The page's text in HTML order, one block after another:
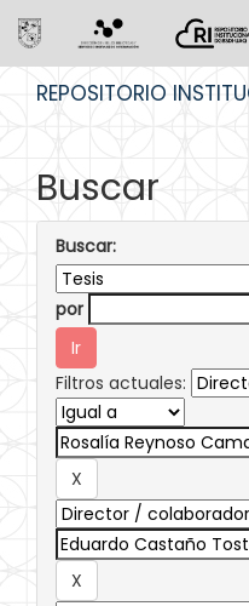
REPOSITORIO
Buscar
Buscar:
por
Filtros actuales: